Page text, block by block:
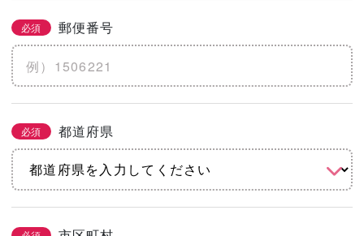
必須 郵便番号
必須 都道府県